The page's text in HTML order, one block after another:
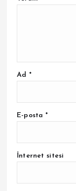
Ad *
E-posta*
İnternet sitesi